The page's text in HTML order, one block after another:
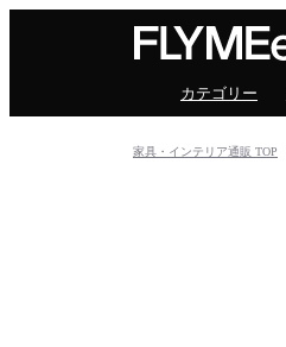
カテゴリー
家具・インテリア通販 TOP